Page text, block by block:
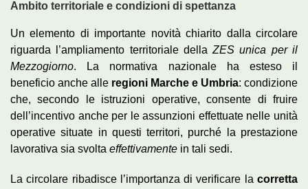
Ambito territoriale e condizioni di spettanza
Un elemento di importante novità chiarito dalla circolare
riguarda l’ampliamento territoriale dellaZES unica per il
Mezzogiorno. La normativa nazionale ha esteso il
beneficio anche alle regioni Marche e Umbria: condizione
che, secondo le istruzioni operative, consente di fruire
dell’incentivo anche per le assunzioni effettuate nelle unità
operative situate in questi territori, purché la prestazione
lavorativa sia svolta effettivamente in tali sedi.
La circolare ribadisce l’importanza di verificare la corretta